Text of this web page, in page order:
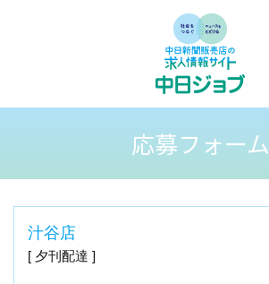
応募フォーム
汁谷店
夕刊配達